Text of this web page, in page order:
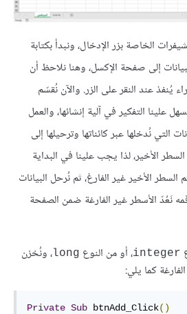
الخاصة بزر الإدخال، ونبدأ بكتابة
إلى صفحة الإكسل، وهنا نلاحظ أن
يُنفذ عند النقر على الزر. والآن نُقسّم
علينا التفكير في آلية إنشائها، والعمل
التي نُدخلها عبر كائناتها وترحيلها إلى
الأخير، لذا يجب علينا في البداية
الأخير غير الفارغ، ثم نُرحل البيانات
نَعُدّ الأسطر غير الفارغة ضمن الصفحة
integer، أو من النوع long، ونُخزن
كما يلي:
Private Sub btnAdd_Click()